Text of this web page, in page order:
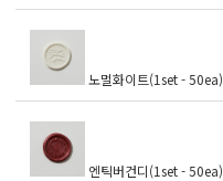
노멀화이트(1set - 50ea)
엔틱버건디(1set - 50ea)